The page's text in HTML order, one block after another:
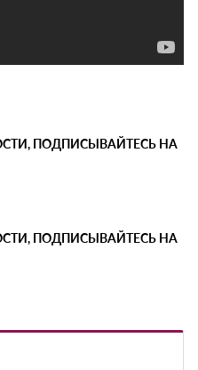
ПОДПИСЫВАЙТЕСЬ НА
ПОДПИСЫВАЙТЕСЬ НА